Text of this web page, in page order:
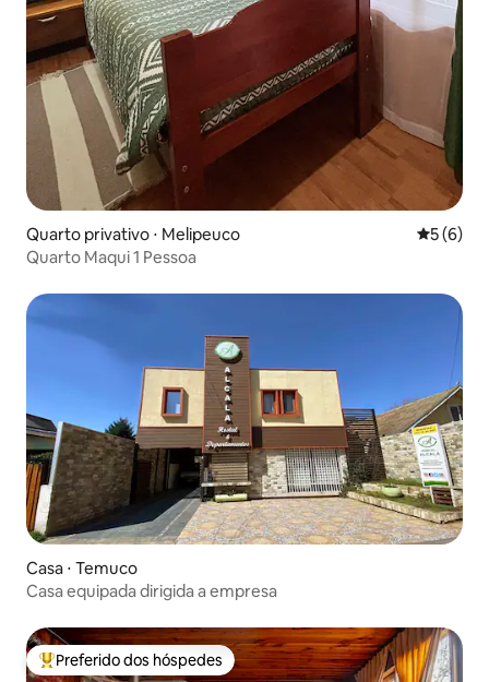
Quarto privativo ⋅ Melipeuco 5 de
5 (6)
Quarto Maqui 1 Pessoa
Casa ⋅ Temuco
Casa equipada dirigida a empresa
Entre os melhores preferidos dos hóspedes
Preferido dos hóspedes